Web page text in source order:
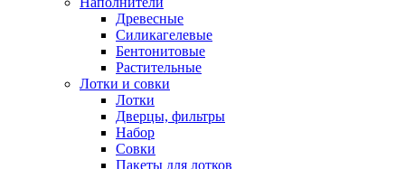
Древесные
Силикагелевые
Бентонитовые
Растительные
Лотки и совки
Лотки
Дверцы, фильтры
Набор
Совки
Пакеты для лотков